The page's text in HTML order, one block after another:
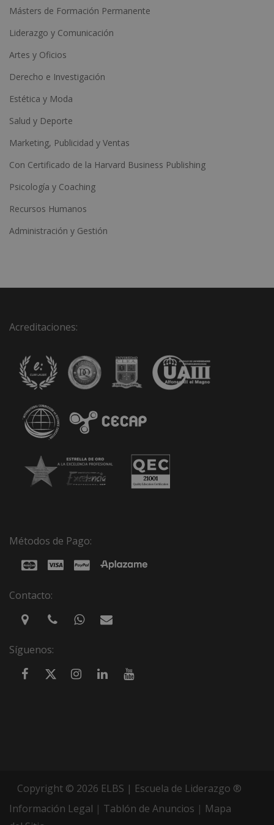
Másters de Formación Permanente
Liderazgo y Comunicación
Artes y Oficios
Derecho e Investigación
Estética y Moda
Salud y Deporte
Marketing, Publicidad y Ventas
Con Certificado de la Harvard Business Publishing
Psicología y Coaching
Recursos Humanos
Administración y Gestión
Acreditaciones:
Métodos de Pago:
Contacto:
Síguenos:
Copyright © 2026 ELBS | Escuela de Liderazgo ®
Información Legal | Tablón de Anuncios | Mapa